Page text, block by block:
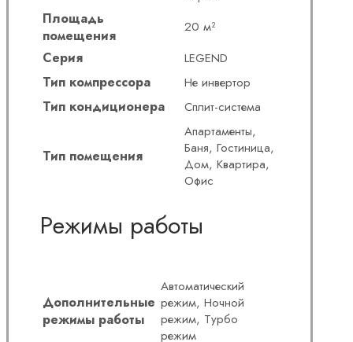
Площадь
помещения
20 м²
Серия LEGEND
Тип компрессора Не инвертор
Тип кондиционера Сплит-система
Тип помещения
Апартаменты,
Баня, Гостиница,
Дом, Квартира,
Офис
Режимы работы
Дополнительные
режимы работы
Автоматический
режим, Ночной
режим, Турбо
режим